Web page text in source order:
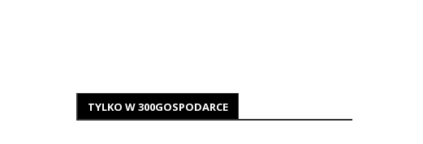
TYLKO W 300GOSPODARCE